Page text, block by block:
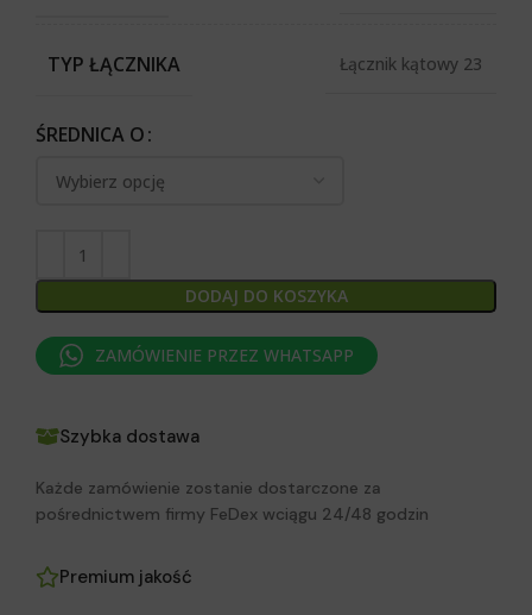
TYP ŁĄCZNIKA Łącznik kątowy 23
ŚREDNICA O
DODAJ DO KOSZYKA
ZAMÓWIENIE PRZEZ WHATSAPP
Szybka dostawa
Każde zamówienie zostanie dostarczone za
pośrednictwem firmy FeDex wciągu 24/48 godzin
Premium jakość